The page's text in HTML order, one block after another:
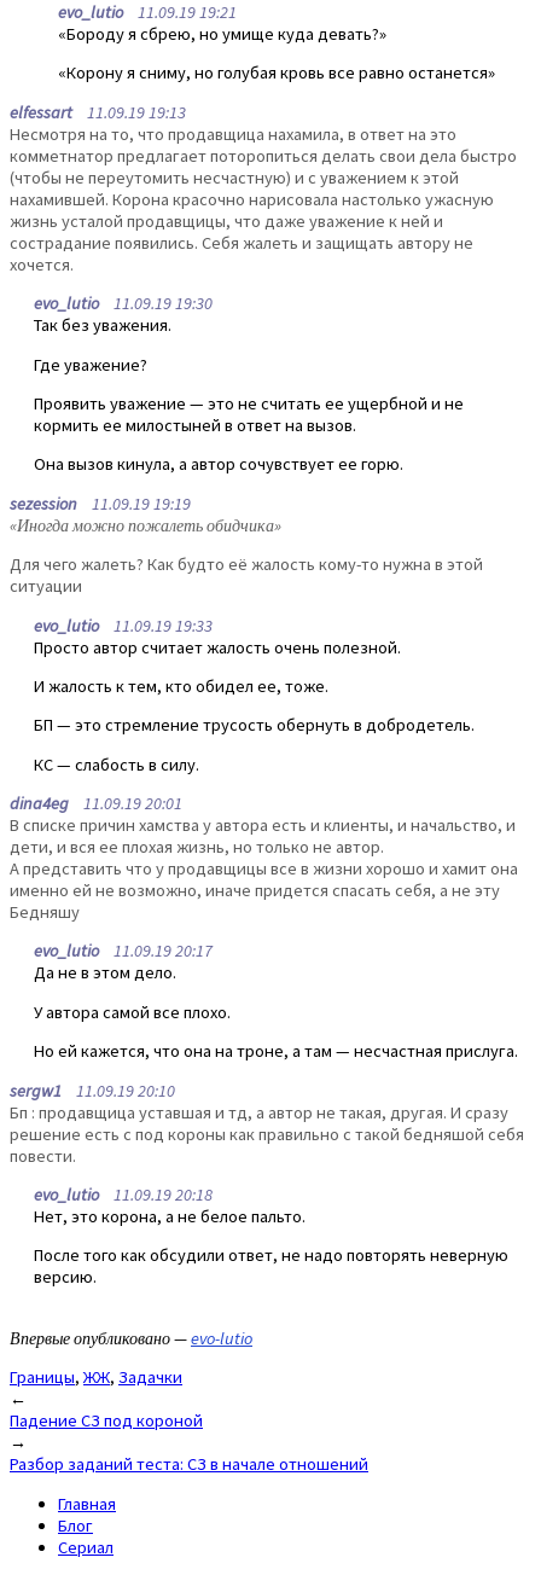
evo_lutio11.09.19 19:21
«Бороду я сбрею, но умище куда девать?»
«Корону я сниму, но голубая кровь все равно останется»
elfessart11.09.19 19:13
Несмотря на то, что продавщица нахамила, в ответ на это
комметнатор предлагает поторопиться делать свои дела быстро
(чтобы не переутомить несчастную) и с уважением к этой
нахамившей. Корона красочно нарисовала настолько ужасную
жизнь усталой продавщицы, что даже уважение к ней и
сострадание появились. Себя жалеть и защищать автору не
хочется.
evo_lutio11.09.19 19:30
Так без уважения.
Где уважение?
Проявить уважение — это не считать ее ущербной и не
кормить ее милостыней в ответ на вызов.
Она вызов кинула, а автор сочувствует ее горю.
sezession 11.09.19 19:19
«Иногда можно пожалеть обидчика»
Для чего жалеть? Как будто её жалость кому-то нужна в этой
ситуации
evo_lutio11.09.19 19:33
Просто автор считает жалость очень полезной.
И жалость к тем, кто обидел ее, тоже.
БП — это стремление трусость обернуть в добродетель.
КС — слабость в силу.
dina4eg 11.09.19 20:01
В списке причин хамства у автора есть и клиенты, и начальство, и
дети, и вся ее плохая жизнь, но только не автор.
А представить что у продавщицы все в жизни хорошо и хамит она
именно ей не возможно, иначе придется спасать себя, а не эту
Бедняшу
evo_lutio11.09.19 20:17
Да не в этом дело.
У автора самой все плохо.
Но ей кажется, что она на троне, а там — несчастная прислуга.
sergw1 11.09.19 20:10
Бп : продавщица уставшая и тд, а автор не такая, другая. И сразу
решение есть с под короны как правильно с такой бедняшой себя
повести.
evo_lutio11.09.19 20:18
Нет, это корона, а не белое пальто.
После того как обсудили ответ, не надо повторять неверную
версию.
Впервые опубликовано —evo-lutio
Границы,ЖЖ, Задачки
Post
navigation
←
Падение СЗ под короной
→
Разбор заданий теста: СЗ в начале отношений
Главная
Блог
Сериал